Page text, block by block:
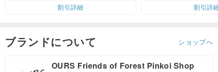
割引詳細
割引詳
ブランドについて ショップへ
OURS Friends of Forest Pinkoi Shop